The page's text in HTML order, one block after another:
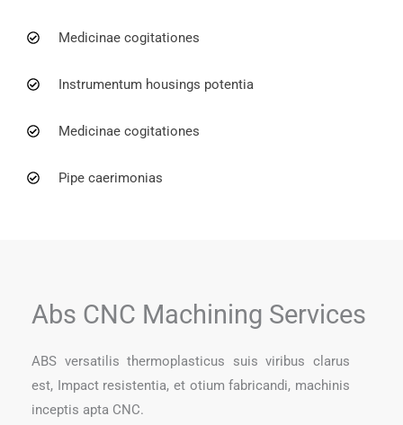
Medicinae cogitationes
Instrumentum housings potentia
Medicinae cogitationes
Pipe caerimonias
Abs CNC Machining Services
ABS versatilis thermoplasticus suis viribus clarus
est, Impact resistentia, et otium fabricandi, machinis
inceptis apta CNC.